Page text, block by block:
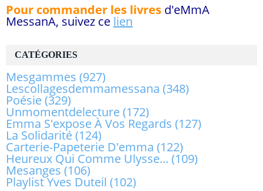
CATÉGORIES
Mesgammes (927)
Lescollagesdemmamessana (348)
Poésie(329)
Unmomentdelecture(172)
Emma S'expose À Vos Regards (127)
La Solidarité(124)
Carterie-Papeterie D'emma (122)
Heureux Qui Comme Ulysse... (109)
Mesanges (106)
Playlist Yves Duteil (102)
Pour commander les livres d'eMmA
MessanA, suivez ce lien